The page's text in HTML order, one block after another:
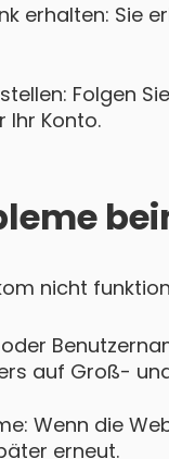
erhalten: Sie
Folgen
Ihr Konto.
nicht
auf Groß-
Wenn die
erneut.